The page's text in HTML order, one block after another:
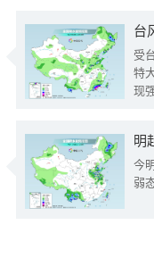
台
受
特
现
明
今
弱